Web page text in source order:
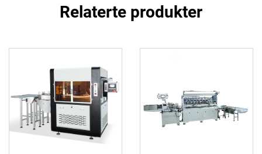
Relaterte produkter